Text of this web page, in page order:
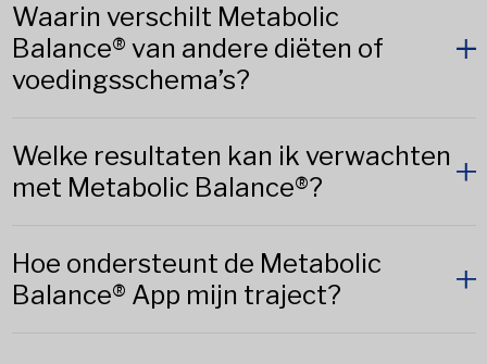
Waarin verschilt Metabolic
Balance® van andere diëten of
voedingsschema’s?
Welke resultaten kan ik verwachten
met Metabolic Balance®?
Hoe ondersteunt de Metabolic
Balance® App mijn traject?